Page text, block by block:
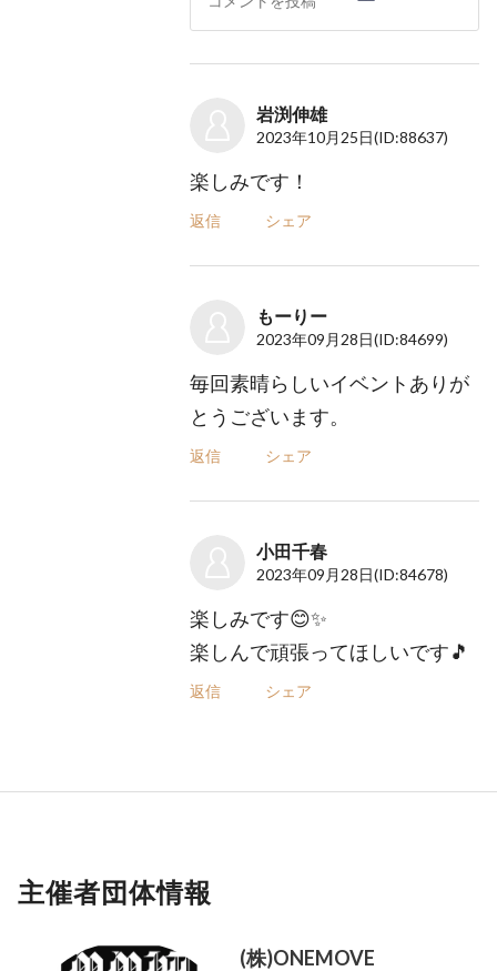
岩渕伸雄
2023年10月25日(ID:88637)
楽しみです！
返信 シェア
もーりー
2023年09月28日(ID:84699)
毎回素晴らしいイベントありが
とうございます。
返信 シェア
小田千春
2023年09月28日(ID:84678)
楽しみです😊✨️
楽しんで頑張ってほしいです🎵
返信 シェア
主催者団体情報
(株)ONEMOVE